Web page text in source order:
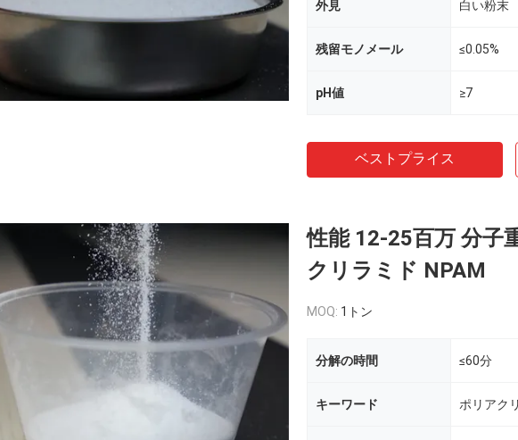
外見 白い粉末
残留モノメール ≤0.05%
pH値 ≥7
ベストプライス
性能 12-25百万 分子
クリラミド NPAM
MOQ: 1トン
分解の時間 ≤60分
キーワード ポリアク